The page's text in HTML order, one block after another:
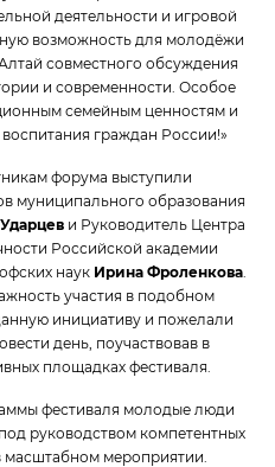
деятельности и игровой
возможность для молодёжи
совместного обсуждения
и современности. Особое
семейным ценностям и
граждан России!»
форума выступили
муниципального образования
и Руководитель Центра
Российской академии
наук Ирина Фроленкова.
участия в подобном
инициативу и пожелали
день, поучаствовав в
площадках фестиваля.
фестиваля молодые люди
руководством компетентных
масштабном мероприятии.